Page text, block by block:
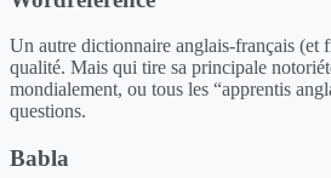
Un autre dictionnaire anglais-français (et
qualité. Mais qui tire sa principale
mondialement, ou tous les “apprentis
questions.
Babla